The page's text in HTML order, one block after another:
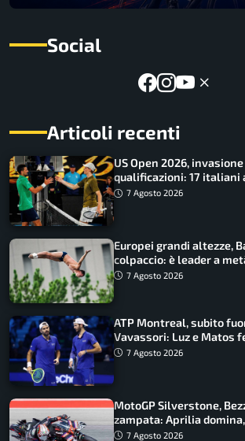
Social
Articoli recenti
US Open 2026,
qualificazioni: 17 italiani
draw7 Agosto 2026
Europei grandi altezze,
colpaccio: è leader a
ancora in corsa
7 Agosto 2026
ATP Montreal, subito
Vavassori: Luz e Matos
azzurri
7 Agosto 2026
MotoGP Silverstone,
zampata: Aprilia
costretto al Q1
7 Agosto 2026